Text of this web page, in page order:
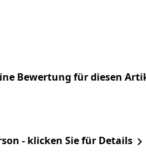
Bewertung für diesen
- klicken Sie für Details